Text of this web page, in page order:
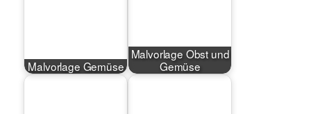
Malvorlage Gemüse
Malvorlage Obst und
Gemüse